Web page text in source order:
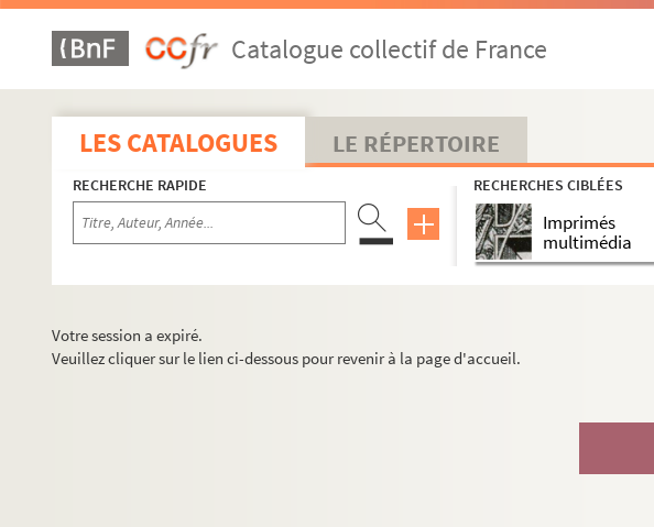
Catalogue collectif de France
LES CATALOGUES LE RÉPERTOIRE
RECHERCHE RAPIDE RECHERCHES CIBLÉES
Imprimés
multimédia
Votre session a expiré.
Veuillez cliquer sur le lien ci-dessous pour revenir à la page d'accueil.